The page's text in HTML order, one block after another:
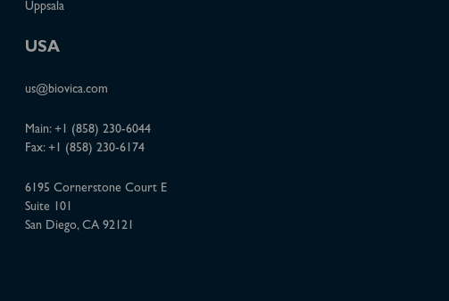
Uppsala
USA
us@biovica.com
Main: +1 (858) 230-6044
Fax: +1 (858) 230-6174
6195 Cornerstone Court E
Suite 101
San Diego, CA 92121